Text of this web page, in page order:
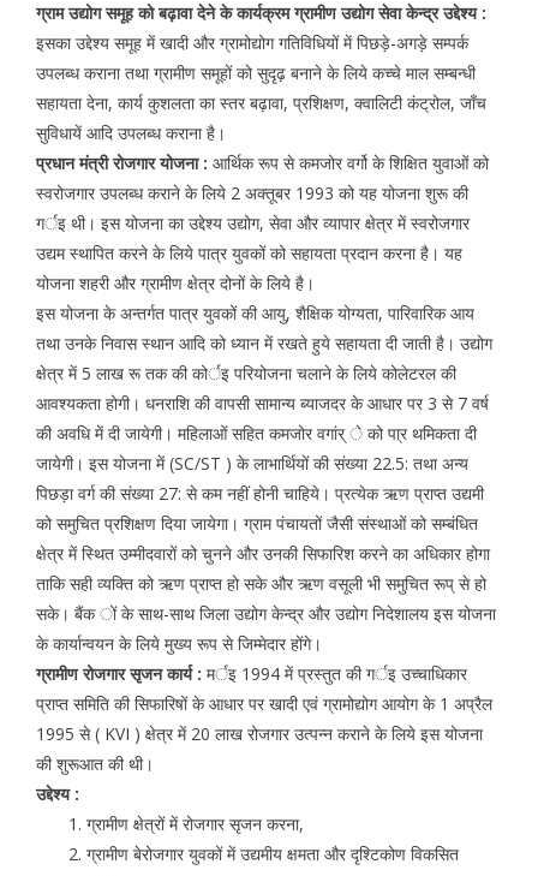
ग्राम उद्योग समूह को बढ़ावा देने के कार्यक्रम ग्रामीण उद्योग सेवा केन्द्र उद्देश्य :
इसका उद्देश्य समूह में खादी और ग्रामोद्योग गतिविधियों में पिछड़े-अगड़े सम्पर्क
उपलब्ध कराना तथा ग्रामीण समूहों को सुदृढ़ बनाने के लिये कच्चे माल सम्बन्धी
सहायता देना, कार्य कुशलता का स्तर बढ़ावा, प्रशिक्षण, क्वालिटी कंट्रोल, जाँच
सुविधायें आदि उपलब्ध कराना है।
प्रधान मंत्री रोजगार योजना : आर्थिक रूप से कमजोर वर्गो के शिक्षित युवाओं को
स्वरोजगार उपलब्ध कराने के लिये 2 अक्तूबर 1993 को यह योजना शुरू की
गर्इ थी। इस योजना का उद्देश्य उद्योग, सेवा और व्यापार क्षेत्र में स्वरोजगार
उद्यम स्थापित करने के लिये पात्र युवकों को सहायता प्रदान करना है। यह
योजना शहरी और ग्रामीण क्षेत्र दोनों के लिये है।
इस योजना के अन्तर्गत पात्र युवकों की आयु, शैक्षिक योग्यता, पारिवारिक आय
तथा उनके निवास स्थान आदि को ध्यान में रखते हुये सहायता दी जाती है। उद्योग
क्षेत्र में 5 लाख रू तक की कोर्इ परियोजना चलाने के लिये कोलेटरल की
आवश्यकता होगी। धनराशि की वापसी सामान्य ब्याजदर के आधार पर 3 से 7 वर्ष
की अवधि में दी जायेगी। महिलाओं सहित कमजोर वगांर् े को पा्र थमिकता दी
जायेगी। इस योजना में (SC/ST ) के लाभार्थियों की संख्या 22.5: तथा अन्य
पिछड़ा वर्ग की संख्या 27: से कम नहीं होनी चाहिये। प्रत्येक ऋण प्राप्त उद्यमी
को समुचित प्रशिक्षण दिया जायेगा। ग्राम पंचायतों जैसी संस्थाओं को सम्बंधित
क्षेत्र में स्थित उम्मीदवारों को चुनने और उनकी सिफारिश करने का अधिकार होगा
ताकि सही व्यक्ति को ऋण प्राप्त हो सके और ऋण वसूली भी समुचित रूप् से हो
सके। बैंक ों के साथ-साथ जिला उद्योग केन्द्र और उद्योग निदेशालय इस योजना
के कार्यान्वयन के लिये मुख्य रूप से जिम्मेदार होंगे।
ग्रामीण रोजगार सृजन कार्य : मर्इ 1994 में प्रस्तुत की गर्इ उच्चाधिकार
प्राप्त समिति की सिफारिषों के आधार पर खादी एवं ग्रामोद्योग आयोग के 1 अप्रैल
1995 से ( KVI ) क्षेत्र में 20 लाख रोजगार उत्पन्न कराने के लिये इस योजना
की शुरूआत की थी।
उद्देश्य :
ग्रामीण क्षेत्रों में रोजगार सृजन करना,
ग्रामीण बेरोजगार युवकों में उद्यमीय क्षमता और दृश्टिकोण विकसित